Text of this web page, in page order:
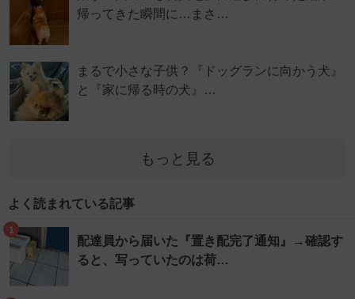
帰ってきた瞬間に…まさ…
まるで小さな子供？『ドッグランに向かう犬』
と『家に帰る時の犬』…
もっと見る
よく読まれている記事
1
配達員から届いた『置き配完了通知』→確認す
ると、写っていたのは荷…